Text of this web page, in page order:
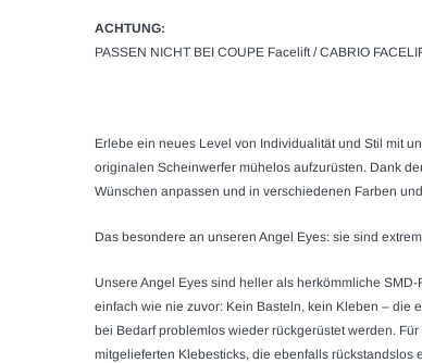
ACHTUNG:
PASSEN NICHT BEI COUPE Facelift / CABRIO
Erlebe ein neues Level von Individualität und Stil mit
originalen Scheinwerfer mühelos aufzurüsten. Dank
Wünschen anpassen und in verschiedenen Farben
Das besondere an unseren Angel Eyes: sie sind
Unsere Angel Eyes sind heller als herkömmliche
einfach wie nie zuvor: Kein Basteln, kein Kleben – die
bei Bedarf problemlos wieder rückgerüstet werden.
mitgelieferten Klebesticks, die ebenfalls rückstandslos